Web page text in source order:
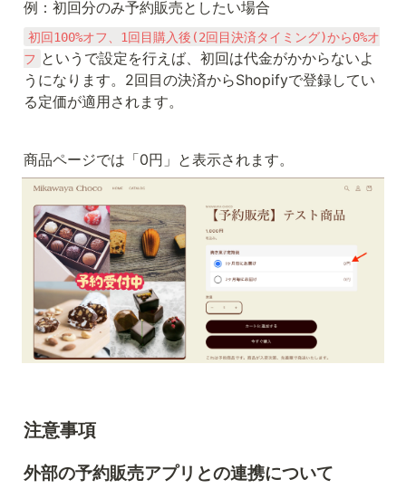
例：初回分のみ予約販売としたい場合
初回100%オフ、1回目購入後(2回目決済タイミング)から0%オ
フ というで設定を行えば、初回は代金がかからないよ
うになります。2回目の決済からShopifyで登録してい
る定価が適用されます。
商品ページでは「0円」と表示されます。
注意事項
外部の予約販売アプリとの連携について